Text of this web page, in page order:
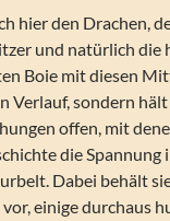
hier den Drachen,
und natürlich die
Boie mit diesen
Verlauf, sondern
offen, mit
die Spannung
Dabei behält
einige durchaus